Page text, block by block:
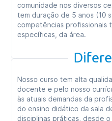
comunidade nos diversos
tem duração de 5 anos (10
competências profissionais
específicas, da área.
Nosso curso tem alta
docente e pelo nosso
às atuais demandas da
do ensino didático da sala
disciplinas práticas, desde